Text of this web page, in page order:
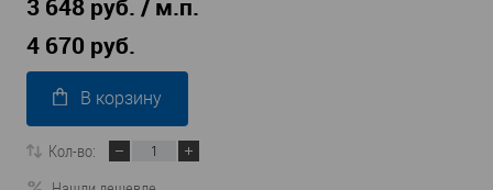
3 648 руб. / м.п.
4 670 руб.
В корзину
Кол-во: